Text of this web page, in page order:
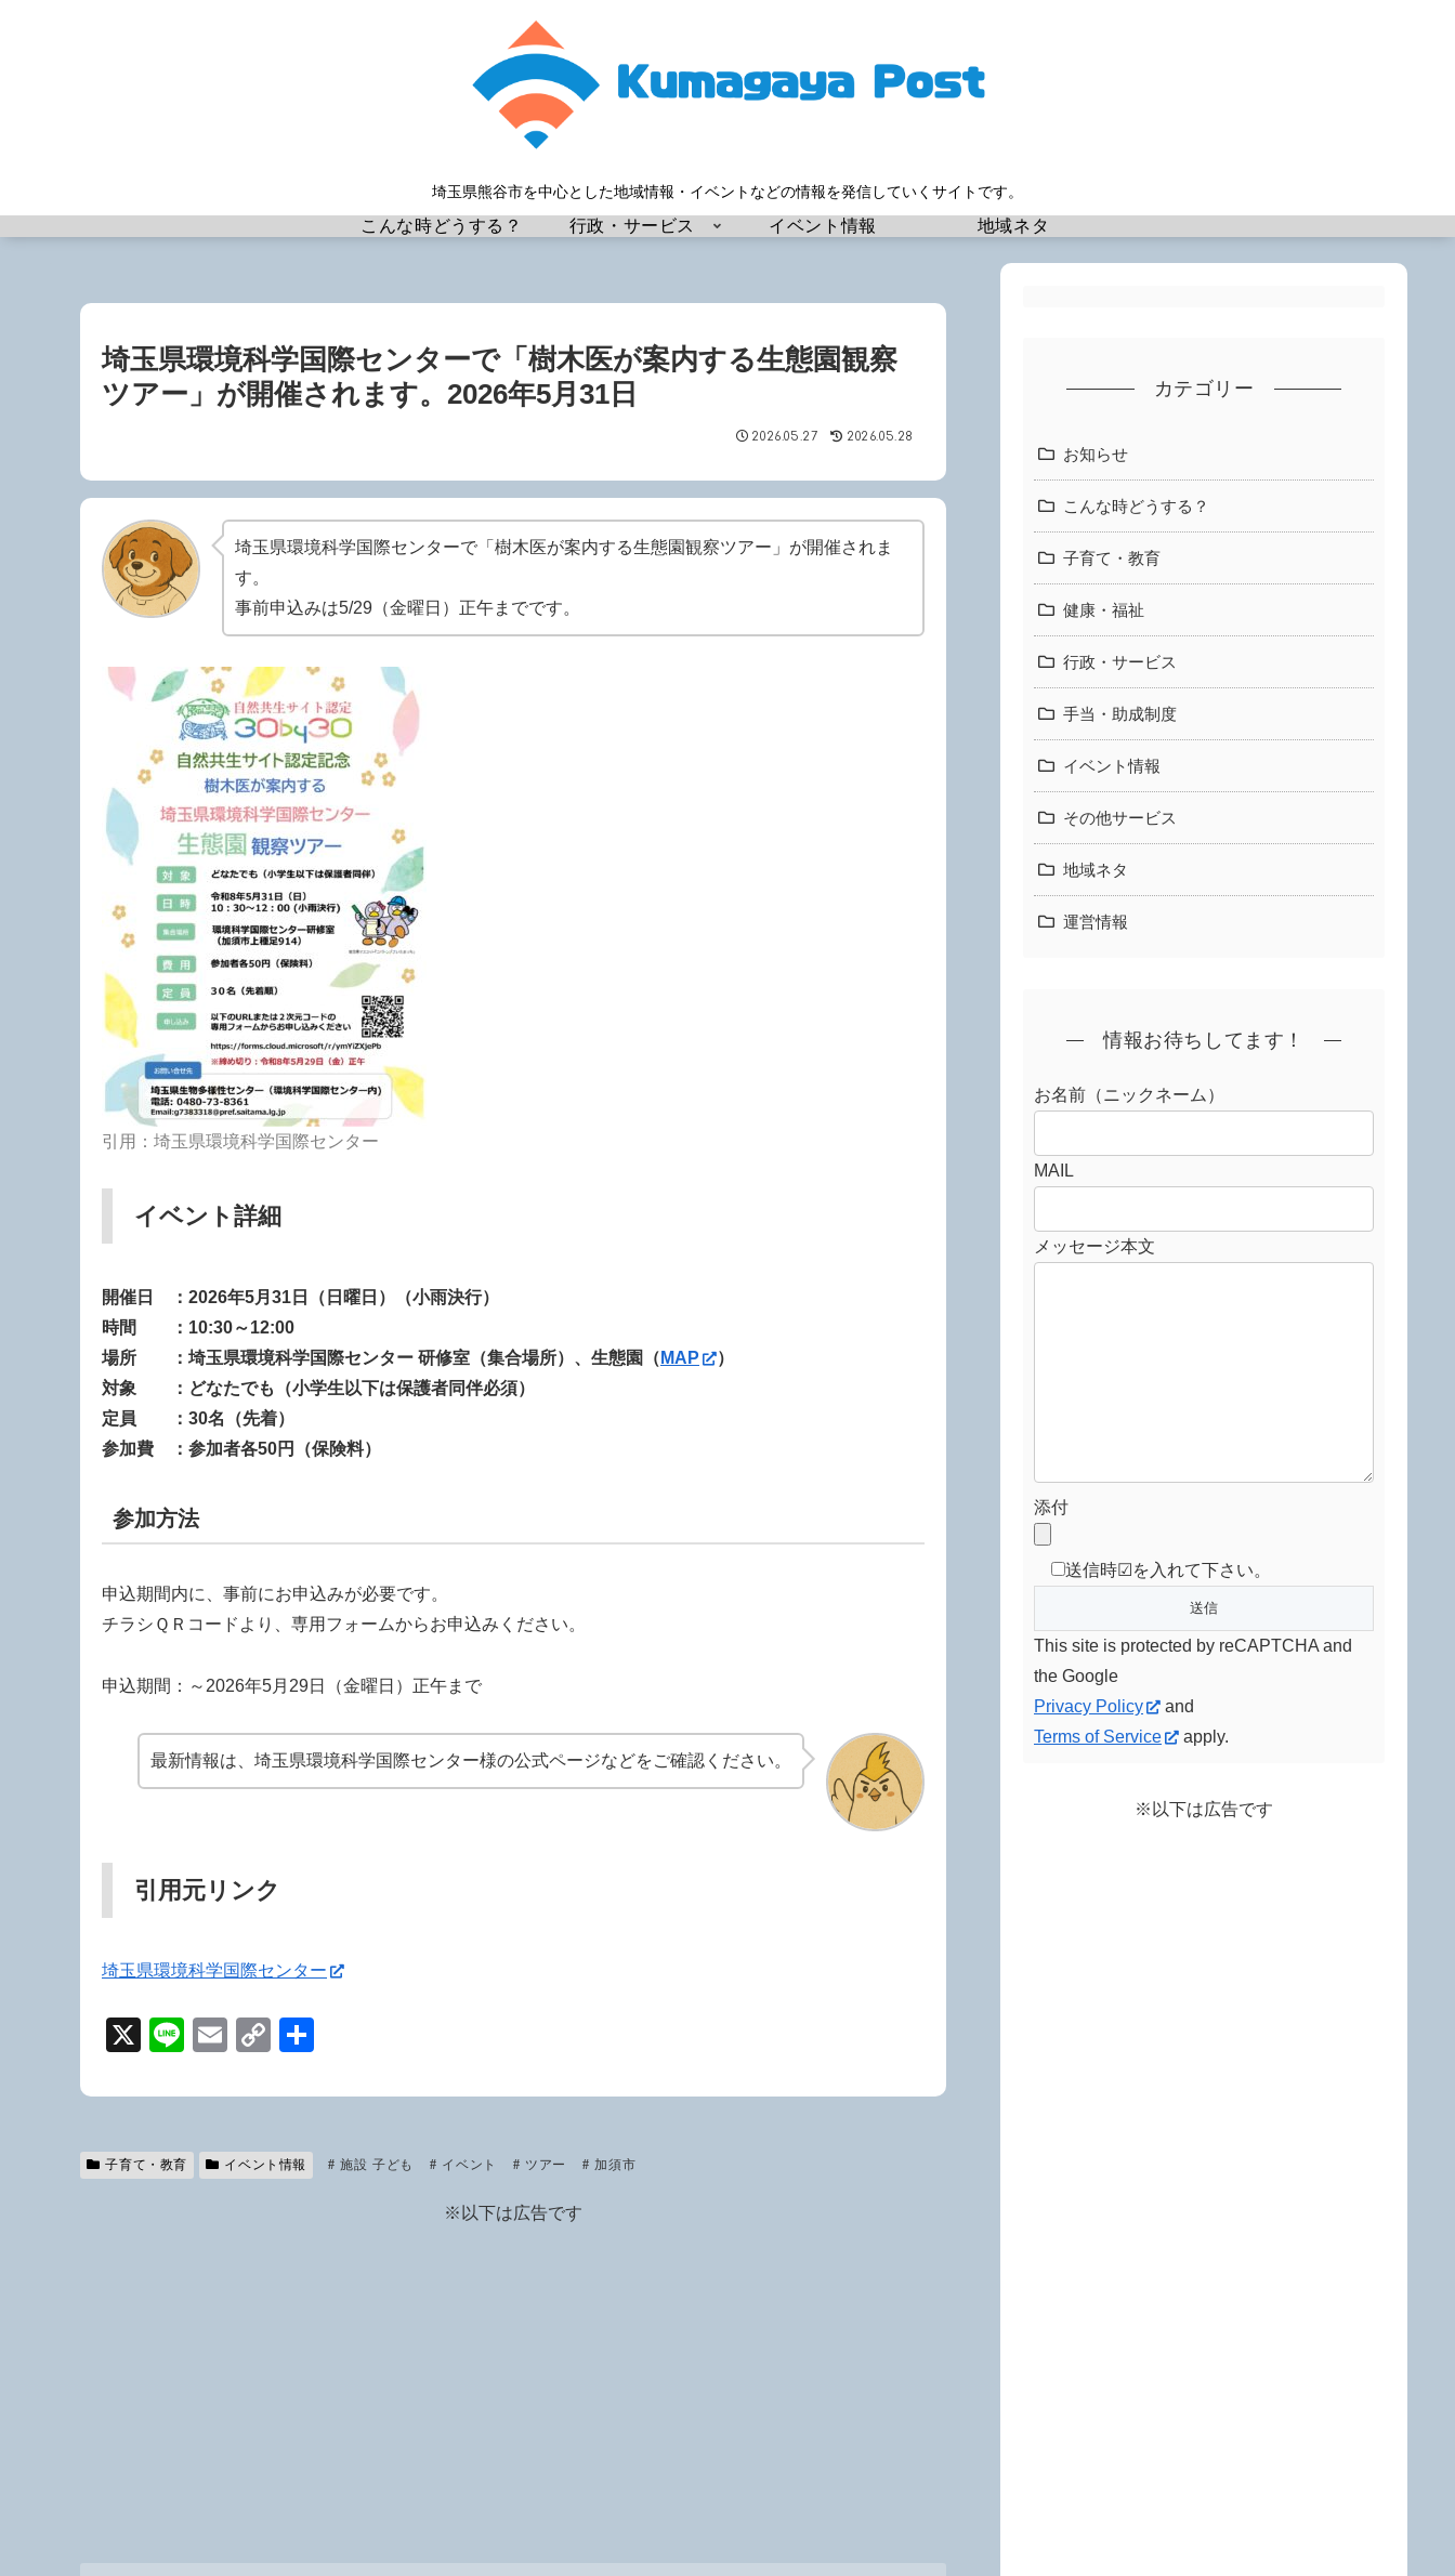
埼玉県熊谷市を中心とした地域情報・イベントなどの情報を発信していくサイトです。
こんな時どうする？ 行政・サービス イベント情報 地域ネタ
埼玉県環境科学国際センターで「樹木医が案内する生態園観察
ツアー」が開催されます。2026年5月31日
2026.05.27 2026.05.28
埼玉県環境科学国際センターで「樹木医が案内する生態園観察ツアー」が開催されま
す。
事前申込みは5/29（金曜日）正午までです。
引用：埼玉県環境科学国際センター
イベント詳細
開催日 ：2026年5月31日（日曜日）（小雨決行）
時間 ：10:30～12:00
場所 ： 埼玉県環境科学国際センター 研修室（集合場所）、生態園 （ MAP
）
対象 ：どなたでも（小学生以下は保護者同伴必須）
定員 ：30名（先着）
参加費 ：参加者各50円（保険料）
参加方法
申込期間内に、事前にお申込みが必要です。
チラシＱＲコードより、専用フォームからお申込みください。
申込期間：～2026年5月29日（金曜日）正午まで
最新情報は、埼玉県環境科学国際センター様の公式ページなどをご確認ください。
引用元リンク
埼玉県環境科学国際センター
X
Li
e
E
ail
C
p
Li
子育て・教育 イベント情報 施設 子ども イベント ツアー 加須市
※以下は広告です
カテゴリー
お知らせ
こんな時どうする？
子育て・教育
健康・福祉
行政・サービス
手当・助成制度
イベント情報
その他サービス
地域ネタ
運営情報
情報お待ちしてます！
お名前（ニックネーム）
MAIL
メッセージ本文
添付
送信時☑を入れて下さい。
This site is protected by reCAPTCHA and
the Google
Privacy Policy
and
Terms of Service
apply.
※以下は広告です